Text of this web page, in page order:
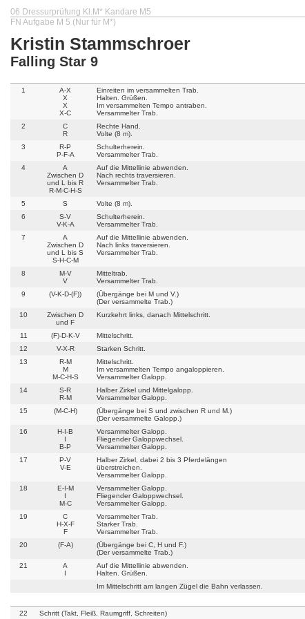
06 Dressurprüfung Kl.M* Kandare M5
FN Aufgabe M 5 (Nur für M*)
Kristin Stammschroer
Falling Star 9
1
A-X
X
X
X-C
Einreiten im versammelten Trab.
Halten. Grüßen.
Im versammelten Tempo antraben.
Versammelter Trab.
2
C
R
Rechte Hand.
Volte (8 m).
3
R-P
P-F-A
Schulterherein.
Versammelter Trab.
4
A
Zwischen D
und L bis R
R-M-C-H-S
Auf die Mittellinie abwenden.
Nach rechts traversieren.
Versammelter Trab.
5 S Volte (8 m).
6
S-V
V-K-A
Schulterherein.
Versammelter Trab.
7
A
Zwischen D
und L bis S
S-H-C-M
Auf die Mittellinie abwenden.
Nach links traversieren.
Versammelter Trab.
8
M-V
V
Mitteltrab.
Versammelter Trab.
9 (V-K-D-(F))
(Übergänge bei M und V.)
(Der versammelte Trab.)
10
Zwischen D
und F
Kurzkehrt links, danach Mittelschritt.
11 (F)-D-K-V Mittelschritt.
12
V-X-R Starken Schritt.
13
R-M
M
M-C-H-S
Mittelschritt.
Im versammelten Tempo angaloppieren.
Versammelter Galopp.
14
S-R
R-M
Halber Zirkel und Mittelgalopp.
Versammelter Galopp.
15 (M-C-H)
(Übergänge bei S und zwischen R und M.)
(Der versammelte Galopp.)
16
H-I-B
I
B-P
Versammelter Galopp.
Fliegender Galoppwechsel.
Versammelter Galopp.
17
P-V
V-E
Halber Zirkel, dabei 2 bis 3 Pferdelängen
überstreichen.
Versammelter Galopp.
18
E-I-M
I
M-C
Versammelter Galopp.
Fliegender Galoppwechsel.
Versammelter Galopp.
19
C
H-X-F
F
Versammelter Trab.
Starker Trab.
Versammelter Trab.
20 (F-A)
(Übergänge bei C, H und F.)
(Der versammelte Trab.)
21
A
I
Auf die Mittellinie abwenden.
Halten. Grüßen.
Im Mittelschritt am langen Zügel die Bahn verlassen.
22 Schritt (Takt, Fleiß, Raumgriff, Schreiten)